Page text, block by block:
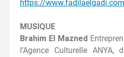
https://
MUSIQUE
Brahim El Mazned
l’Agence Culturelle ANYA,